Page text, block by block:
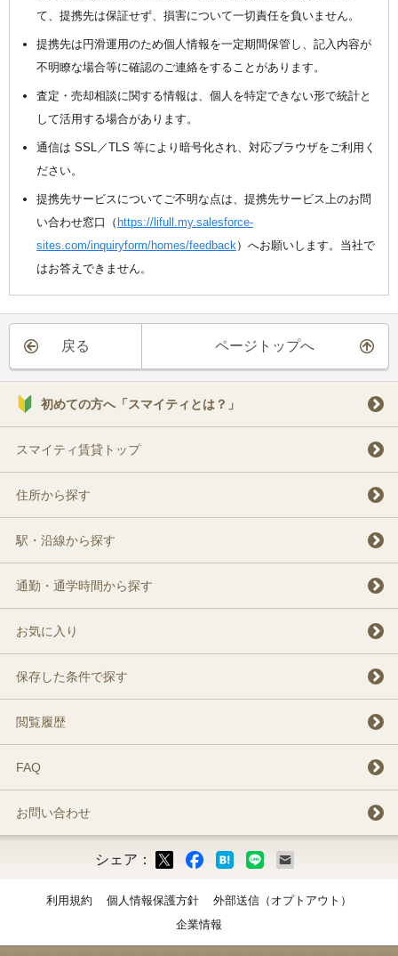
て、提携先は保証せず、損害について一切責任を負いません。
提携先は円滑運用のため個人情報を一定期間保管し、記入内容が
不明瞭な場合等に確認のご連絡をすることがあります。
査定・売却相談に関する情報は、個人を特定できない形で統計と
して活用する場合があります。
通信は SSL／TLS 等により暗号化され、対応ブラウザをご利用く
ださい。
提携先サービスについてご不明な点は、提携先サービス上のお問
い合わせ窓口（ https://lifull.my.salesforce-
sites.com/inquiryform/homes/feedback ）へお願いします。当社で
はお答えできません。
戻る ページトップへ
初めての方へ「スマイティとは？」
スマイティ賃貸トップ
住所から探す
駅・沿線から探す
通勤・通学時間から探す
お気に入り
保存した条件で探す
閲覧履歴
FAQ
お問い合わせ
シェア：
利用規約 個人情報保護方針
外部送信（オプトアウト）
企業情報